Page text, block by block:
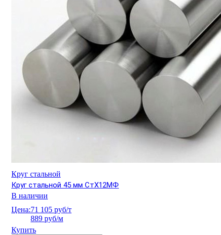
Круг стальной
Круг стальной 45 мм СтХ12МФ
В наличии
Цена:71 105 руб/т
889 руб/м
Купить